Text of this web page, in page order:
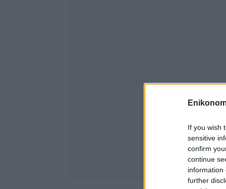
If you wish
sensitive
confirm
continue
information
further